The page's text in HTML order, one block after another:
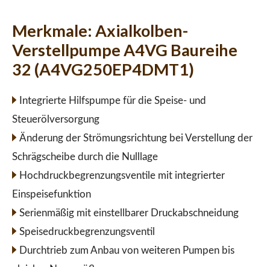
Merkmale: Axialkolben-
Verstellpumpe A4VG Baureihe
32 (A4VG250EP4DMT1)
Integrierte Hilfspumpe für die Speise- und
Steuerölversorgung
Änderung der Strömungsrichtung bei Verstellung der
Schrägscheibe durch die Nulllage
Hochdruckbegrenzungsventile mit integrierter
Einspeisefunktion
Serienmäßig mit einstellbarer Druckabschneidung
Speisedruckbegrenzungsventil
Durchtrieb zum Anbau von weiteren Pumpen bis